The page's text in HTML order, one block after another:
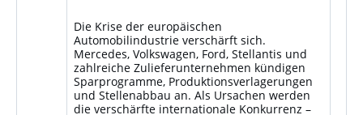
Die Krise der europäischen
Automobilindustrie verschärft sich.
Mercedes, Volkswagen, Ford, Stellantis und
zahlreiche Zulieferunternehmen kündigen
Sparprogramme, Produktionsverlagerungen
und Stellenabbau an. Als Ursachen werden
die verschärfte internationale Konkurrenz –